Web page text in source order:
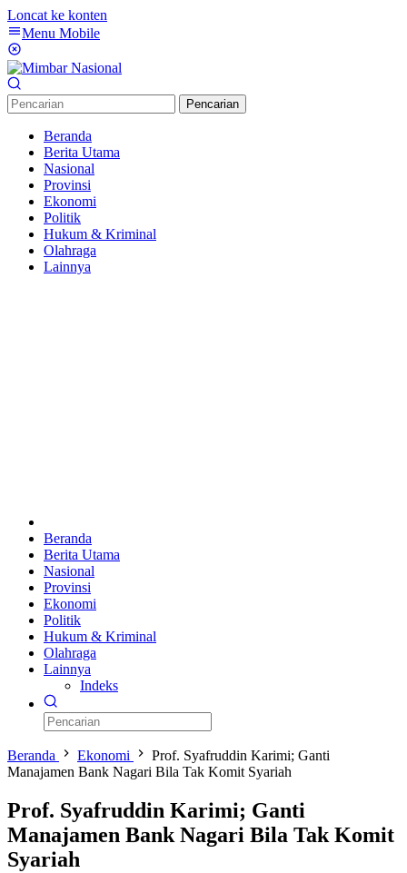
Loncat ke konten
Menu Mobile
Pencarian
Beranda
Berita Utama
Nasional
Provinsi
Ekonomi
Politik
Hukum & Kriminal
Olahraga
Lainnya
Beranda
Berita Utama
Nasional
Provinsi
Ekonomi
Politik
Hukum & Kriminal
Olahraga
Lainnya
Indeks
Beranda Ekonomi
Prof. Syafruddin Karimi; Ganti
Manajamen Bank Nagari Bila Tak Komit Syariah
Prof. Syafruddin Karimi; Ganti
Manajamen Bank Nagari Bila Tak Komit
Syariah